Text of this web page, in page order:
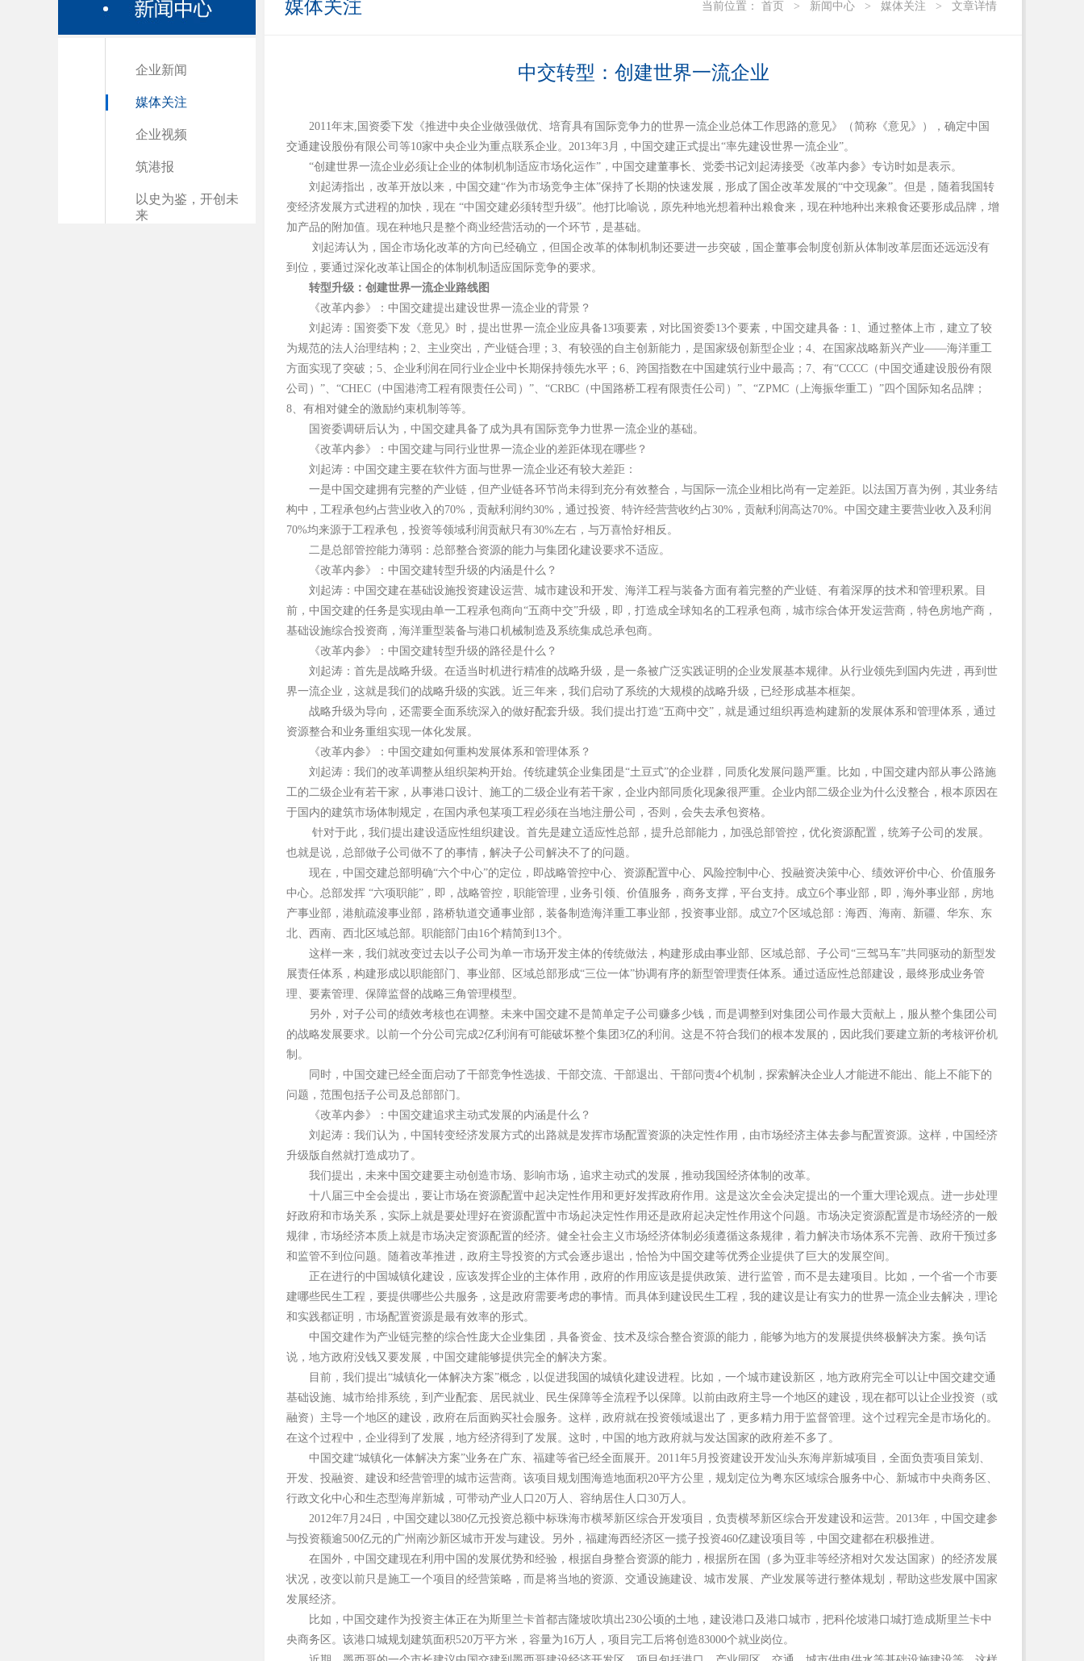
企业新闻
媒体关注
企业视频
筑港报
以史为鉴，开创未
来
媒体关注 当前位置： 首页 > 新闻中心 > 媒体关注 > 文章详情
中交转型：创建世界一流企业
2011年末,国资委下发《推进中央企业做强做优、培育具有国际竞争力的世界一流企业总体工作思路的意见》（简称《意见》），确定中国
交通建设股份有限公司等10家中央企业为重点联系企业。2013年3月，中国交建正式提出“率先建设世界一流企业”。
“创建世界一流企业必须让企业的体制机制适应市场化运作”，中国交建董事长、党委书记刘起涛接受《改革内参》专访时如是表示。
刘起涛指出，改革开放以来，中国交建“作为市场竞争主体”保持了长期的快速发展，形成了国企改革发展的“中交现象”。但是，随着我国转
变经济发展方式进程的加快，现在 “中国交建必须转型升级”。他打比喻说，原先种地光想着种出粮食来，现在种地种出来粮食还要形成品牌，增
加产品的附加值。现在种地只是整个商业经营活动的一个环节，是基础。
刘起涛认为，国企市场化改革的方向已经确立，但国企改革的体制机制还要进一步突破，国企董事会制度创新从体制改革层面还远远没有
到位，要通过深化改革让国企的体制机制适应国际竞争的要求。
转型升级：创建世界一流企业路线图
《改革内参》：中国交建提出建设世界一流企业的背景？
刘起涛：国资委下发《意见》时，提出世界一流企业应具备13项要素，对比国资委13个要素，中国交建具备：1、通过整体上市，建立了较
为规范的法人治理结构；2、主业突出，产业链合理；3、有较强的自主创新能力，是国家级创新型企业；4、在国家战略新兴产业——海洋重工
方面实现了突破；5、企业利润在同行业企业中长期保持领先水平；6、跨国指数在中国建筑行业中最高；7、有“CCCC（中国交通建设股份有限
公司）”、“CHEC（中国港湾工程有限责任公司）”、“CRBC（中国路桥工程有限责任公司）”、“ZPMC（上海振华重工）”四个国际知名品牌；
8、有相对健全的激励约束机制等等。
国资委调研后认为，中国交建具备了成为具有国际竞争力世界一流企业的基础。
《改革内参》：中国交建与同行业世界一流企业的差距体现在哪些？
刘起涛：中国交建主要在软件方面与世界一流企业还有较大差距：
一是中国交建拥有完整的产业链，但产业链各环节尚未得到充分有效整合，与国际一流企业相比尚有一定差距。以法国万喜为例，其业务结
构中，工程承包约占营业收入的70%，贡献利润约30%，通过投资、特许经营营收约占30%，贡献利润高达70%。中国交建主要营业收入及利润
70%均来源于工程承包，投资等领域利润贡献只有30%左右，与万喜恰好相反。
二是总部管控能力薄弱：总部整合资源的能力与集团化建设要求不适应。
《改革内参》：中国交建转型升级的内涵是什么？
刘起涛：中国交建在基础设施投资建设运营、城市建设和开发、海洋工程与装备方面有着完整的产业链、有着深厚的技术和管理积累。目
前，中国交建的任务是实现由单一工程承包商向“五商中交”升级，即，打造成全球知名的工程承包商，城市综合体开发运营商，特色房地产商，
基础设施综合投资商，海洋重型装备与港口机械制造及系统集成总承包商。
《改革内参》：中国交建转型升级的路径是什么？
刘起涛：首先是战略升级。在适当时机进行精准的战略升级，是一条被广泛实践证明的企业发展基本规律。从行业领先到国内先进，再到世
界一流企业，这就是我们的战略升级的实践。近三年来，我们启动了系统的大规模的战略升级，已经形成基本框架。
战略升级为导向，还需要全面系统深入的做好配套升级。我们提出打造“五商中交”，就是通过组织再造构建新的发展体系和管理体系，通过
资源整合和业务重组实现一体化发展。
《改革内参》：中国交建如何重构发展体系和管理体系？
刘起涛：我们的改革调整从组织架构开始。传统建筑企业集团是“土豆式”的企业群，同质化发展问题严重。比如，中国交建内部从事公路施
工的二级企业有若干家，从事港口设计、施工的二级企业有若干家，企业内部同质化现象很严重。企业内部二级企业为什么没整合，根本原因在
于国内的建筑市场体制规定，在国内承包某项工程必须在当地注册公司，否则，会失去承包资格。
针对于此，我们提出建设适应性组织建设。首先是建立适应性总部，提升总部能力，加强总部管控，优化资源配置，统筹子公司的发展。
也就是说，总部做子公司做不了的事情，解决子公司解决不了的问题。
现在，中国交建总部明确“六个中心”的定位，即战略管控中心、资源配置中心、风险控制中心、投融资决策中心、绩效评价中心、价值服务
中心。总部发挥 “六项职能”，即，战略管控，职能管理，业务引领、价值服务，商务支撑，平台支持。成立6个事业部，即，海外事业部，房地
产事业部，港航疏浚事业部，路桥轨道交通事业部，装备制造海洋重工事业部，投资事业部。成立7个区域总部：海西、海南、新疆、华东、东
北、西南、西北区域总部。职能部门由16个精简到13个。
这样一来，我们就改变过去以子公司为单一市场开发主体的传统做法，构建形成由事业部、区域总部、子公司“三驾马车”共同驱动的新型发
展责任体系，构建形成以职能部门、事业部、区域总部形成“三位一体”协调有序的新型管理责任体系。通过适应性总部建设，最终形成业务管
理、要素管理、保障监督的战略三角管理模型。
另外，对子公司的绩效考核也在调整。未来中国交建不是简单定子公司赚多少钱，而是调整到对集团公司作最大贡献上，服从整个集团公司
的战略发展要求。以前一个分公司完成2亿利润有可能破坏整个集团3亿的利润。这是不符合我们的根本发展的，因此我们要建立新的考核评价机
制。
同时，中国交建已经全面启动了干部竞争性选拔、干部交流、干部退出、干部问责4个机制，探索解决企业人才能进不能出、能上不能下的
问题，范围包括子公司及总部部门。
《改革内参》：中国交建追求主动式发展的内涵是什么？
刘起涛：我们认为，中国转变经济发展方式的出路就是发挥市场配置资源的决定性作用，由市场经济主体去参与配置资源。这样，中国经济
升级版自然就打造成功了。
我们提出，未来中国交建要主动创造市场、影响市场，追求主动式的发展，推动我国经济体制的改革。
十八届三中全会提出，要让市场在资源配置中起决定性作用和更好发挥政府作用。这是这次全会决定提出的一个重大理论观点。进一步处理
好政府和市场关系，实际上就是要处理好在资源配置中市场起决定性作用还是政府起决定性作用这个问题。市场决定资源配置是市场经济的一般
规律，市场经济本质上就是市场决定资源配置的经济。健全社会主义市场经济体制必须遵循这条规律，着力解决市场体系不完善、政府干预过多
和监管不到位问题。随着改革推进，政府主导投资的方式会逐步退出，恰恰为中国交建等优秀企业提供了巨大的发展空间。
正在进行的中国城镇化建设，应该发挥企业的主体作用，政府的作用应该是提供政策、进行监管，而不是去建项目。比如，一个省一个市要
建哪些民生工程，要提供哪些公共服务，这是政府需要考虑的事情。而具体到建设民生工程，我的建议是让有实力的世界一流企业去解决，理论
和实践都证明，市场配置资源是最有效率的形式。
中国交建作为产业链完整的综合性庞大企业集团，具备资金、技术及综合整合资源的能力，能够为地方的发展提供终极解决方案。换句话
说，地方政府没钱又要发展，中国交建能够提供完全的解决方案。
目前，我们提出“城镇化一体解决方案”概念，以促进我国的城镇化建设进程。比如，一个城市建设新区，地方政府完全可以让中国交建交通
基础设施、城市给排系统，到产业配套、居民就业、民生保障等全流程予以保障。以前由政府主导一个地区的建设，现在都可以让企业投资（或
融资）主导一个地区的建设，政府在后面购买社会服务。这样，政府就在投资领域退出了，更多精力用于监督管理。这个过程完全是市场化的。
在这个过程中，企业得到了发展，地方经济得到了发展。这时，中国的地方政府就与发达国家的政府差不多了。
中国交建“城镇化一体解决方案”业务在广东、福建等省已经全面展开。2011年5月投资建设开发汕头东海岸新城项目，全面负责项目策划、
开发、投融资、建设和经营管理的城市运营商。该项目规划围海造地面积20平方公里，规划定位为粤东区域综合服务中心、新城市中央商务区、
行政文化中心和生态型海岸新城，可带动产业人口20万人、容纳居住人口30万人。
2012年7月24日，中国交建以380亿元投资总额中标珠海市横琴新区综合开发项目，负责横琴新区综合开发建设和运营。2013年，中国交建参
与投资额逾500亿元的广州南沙新区城市开发与建设。另外，福建海西经济区一揽子投资460亿建设项目等，中国交建都在积极推进。
在国外，中国交建现在利用中国的发展优势和经验，根据自身整合资源的能力，根据所在国（多为亚非等经济相对欠发达国家）的经济发展
状况，改变以前只是施工一个项目的经营策略，而是将当地的资源、交通设施建设、城市发展、产业发展等进行整体规划，帮助这些发展中国家
发展经济。
比如，中国交建作为投资主体正在为斯里兰卡首都吉隆坡吹填出230公顷的土地，建设港口及港口城市，把科伦坡港口城打造成斯里兰卡中
央商务区。该港口城规划建筑面积520万平方米，容量为16万人，项目完工后将创造83000个就业岗位。